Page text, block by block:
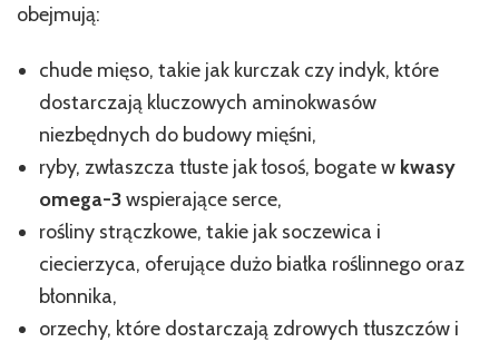
obejmują:
chude mięso, takie jak kurczak czy indyk, które
dostarczają kluczowych aminokwasów
niezbędnych do budowy mięśni,
ryby, zwłaszcza tłuste jak łosoś, bogate w kwasy
omega-3wspierające serce,
rośliny strączkowe, takie jak soczewica i
ciecierzyca, oferujące dużo białka roślinnego oraz
błonnika,
orzechy, które dostarczają zdrowych tłuszczów i